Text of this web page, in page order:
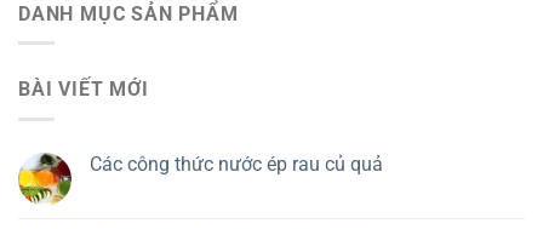
DANH MỤC SẢN PHẨM
BÀI VIẾT MỚI
Các công thức nước ép rau củ quả